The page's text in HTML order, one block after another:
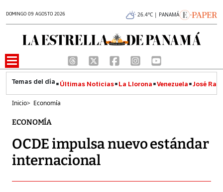
DOMINGO 09 AGOSTO 2026 26.4°C | PANAMÁ
Últimas Noticias La Llorona Venezuela José
Inicio> Economía
ECONOMÍA
OCDE impulsa nuevo estándar
internacional